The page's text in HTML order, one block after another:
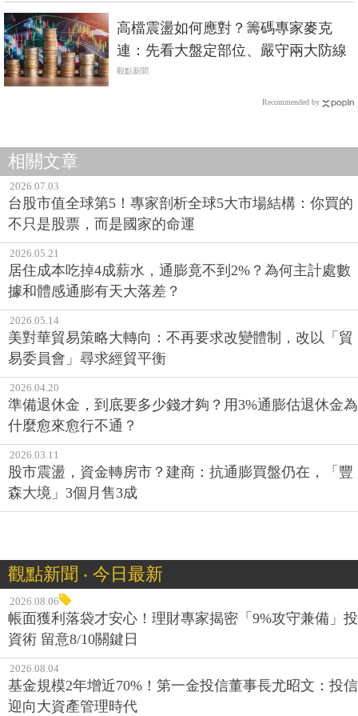
高檔震盪如何應對？籌碼專家麥克
連：先看大盤定部位、嚴守兩大防線
相關文章
2026.07.03
台股市值全球第5！專家剖析全球5大市場結構：你買的
不只是股票，而是國家的命運
2026.05.21
居住成本吃掉4成薪水，通膨竟不到2%？為何主計處數
據和體感通膨有天大落差？
2026.05.14
美對華貿易策略大轉向：不再要求改變體制，改以「貿
易委員會」尋求經貿平衡
2026.04.20
準備退休金，到底要多少錢才夠？用3%通膨估退休金為
什麼愈來愈行不通？
2026.03.11
股市震盪，資金轉房市？建商：抗通膨買盤仍在，「豐
森大境」3個月售3成
觀點新聞 ‧ 今日最新
2026.08.06
帳面獲利落袋才安心！理財專家揭密「9%攻守兼備」投
資術 留意8/10關鍵日
2026.08.04
基金規模2年增近70%！第一金投信董事長尤昭文：投信